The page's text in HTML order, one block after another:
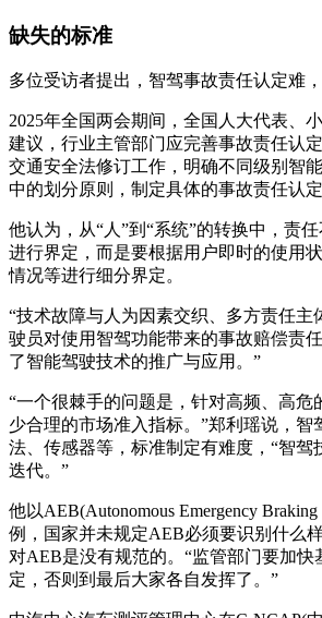
缺失的标准
多位受访者提出，智驾事故责任认定难
2025年全国两会期间，全国人大代表、
建议，行业主管部门应完善事故责任认
交通安全法修订工作，明确不同级别智
中的划分原则，制定具体的事故责任认定
他认为，从“人”到“系统”的转换中，责
进行界定，而是要根据用户即时的使用
情况等进行细分界定。
“技术故障与人为因素交织、多方责任主
驶员对使用智驾功能带来的事故赔偿责
了智能驾驶技术的推广与应用。”
“一个很棘手的问题是，针对高频、高危
少合理的市场准入指标。”郑利瑶说，智
法、传感器等，标准制定有难度，“智驾
迭代。”
他以AEB(Autonomous Emergency
例，国家并未规定AEB必须要识别什么
对AEB是没有规范的。“监管部门要加快
定，否则到最后大家各自发挥了。”